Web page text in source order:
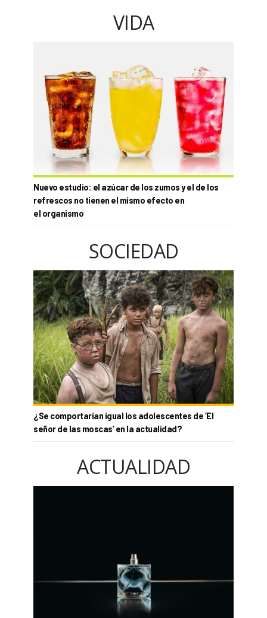
VIDA
Nuevo estudio: el azúcar de los zumos y el de los
refrescos no tienen el mismo efecto en
el organismo
SOCIEDAD
¿Se comportarían igual los adolescentes de ‘El
señor de las moscas’ en la actualidad?
ACTUALIDAD